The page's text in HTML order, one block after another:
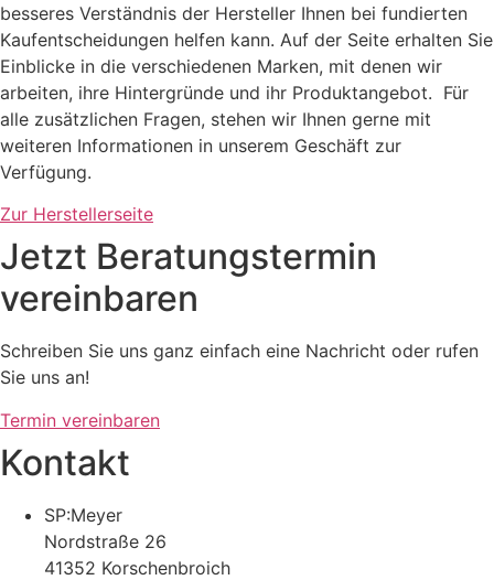
besseres Verständnis der Hersteller Ihnen bei fundierten
Kaufentscheidungen helfen kann. Auf der Seite erhalten Sie
Einblicke in die verschiedenen Marken, mit denen wir
arbeiten, ihre Hintergründe und ihr Produktangebot. Für
alle zusätzlichen Fragen, stehen wir Ihnen gerne mit
weiteren Informationen in unserem Geschäft zur
Verfügung.
Zur Herstellerseite
Jetzt Beratungstermin
vereinbaren
Schreiben Sie uns ganz einfach eine Nachricht oder rufen
Sie uns an!
Termin vereinbaren
Kontakt
SP:Meyer
Nordstraße 26
41352 Korschenbroich